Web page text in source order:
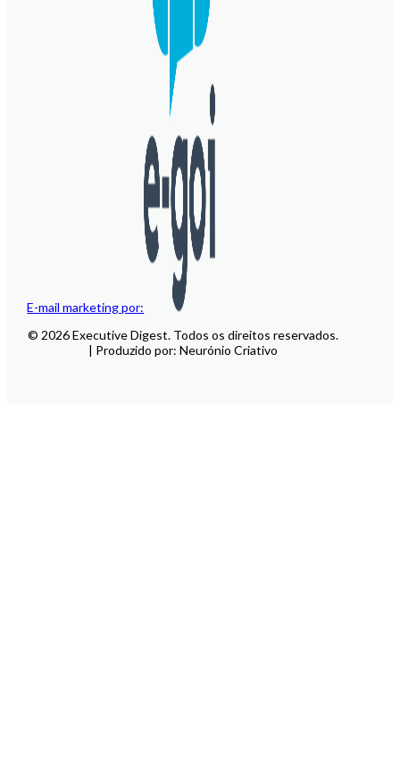
E-mail marketing por:
© 2026 Executive Digest. Todos os direitos reservados.
| Produzido por: Neurónio Criativo